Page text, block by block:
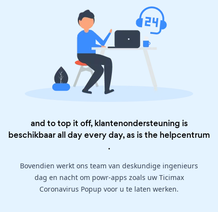
and to top it off, klantenondersteuning is
beschikbaar all day every day, as is the helpcentrum
.
Bovendien werkt ons team van deskundige ingenieurs
dag en nacht om powr-apps zoals uw Ticimax
Coronavirus Popup voor u te laten werken.